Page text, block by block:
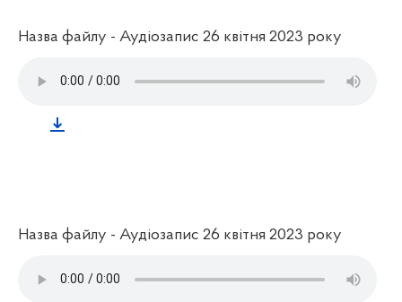
Назва файлу - Аудіозапис 26 квітня 2023 року
Назва файлу - Аудіозапис 26 квітня 2023 року